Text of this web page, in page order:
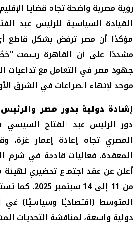
رؤية مصرية واضحة تجاه قضايا
القيادة السياسية للرئيس عبد
مؤكدًا أن مصر ترفض بشكل قاطع أي
مشددًا على أن القاهرة رسمت
جهود مصر في التعامل مع تداعيات
موحد لإنهاء الصراعات في الشرق
إشادة دولية بدور مصر
دور الرئيس عبد الفتاح السيسي
المصري تجاه إعادة إعمار غزة،
المعقدة. فعاليات قادمة في شرم
أعلن عن عقد اجتماع تحضيري لهيئة
من 11 إلى
دولية واسعة، لمناقشة التحديات